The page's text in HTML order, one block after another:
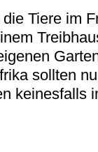
Tiere im
sollten
keinesfalls